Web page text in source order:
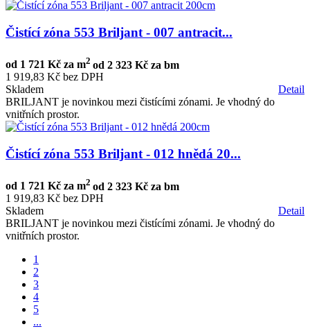
Čistící zóna 553 Briljant - 007 antracit...
od 1 721 Kč za m2 od 2 323 Kč za bm
1 919,83 Kč bez DPH
Detail
Skladem
BRILJANT je novinkou mezi čistícími zónami. Je vhodný do
vnitřních prostor.
Čistící zóna 553 Briljant - 012 hnědá 20...
od 1 721 Kč za m2 od 2 323 Kč za bm
1 919,83 Kč bez DPH
Detail
Skladem
BRILJANT je novinkou mezi čistícími zónami. Je vhodný do
vnitřních prostor.
1
2
3
4
5
...